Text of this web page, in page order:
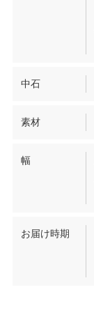
中石
素材
幅
お届け時期